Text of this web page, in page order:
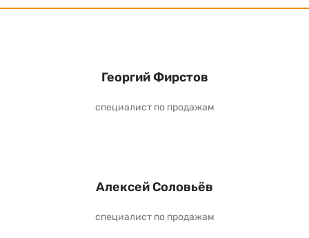
Георгий Фирстов
специалист по продажам
Алексей Соловьёв
специалист по продажам